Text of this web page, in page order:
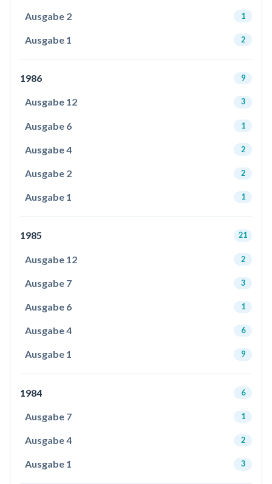
Ausgabe 2 1
Ausgabe 1 2
1986 9
Ausgabe 12 3
Ausgabe 6 1
Ausgabe 4 2
Ausgabe 2 2
Ausgabe 1 1
1985 21
Ausgabe 12 2
Ausgabe 7 3
Ausgabe 6 1
Ausgabe 4 6
Ausgabe 1 9
1984 6
Ausgabe 7 1
Ausgabe 4 2
Ausgabe 1 3